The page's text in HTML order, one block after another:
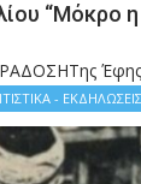
“Μόκρο η
Έφης
- ΕΚΔΗΛΩΣΕΙΣ